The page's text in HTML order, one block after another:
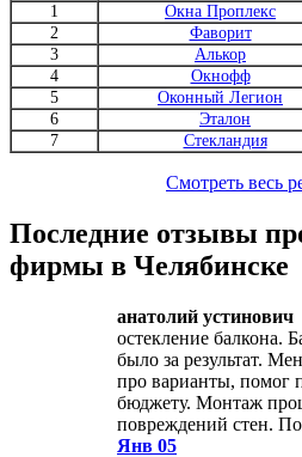
1 Окна Проплекс
2
Фаворит
3
Алькор
4
Окнофф
5
Оконный Легион
6
Эталон
7
Стекландия
Смотреть весь
Последние отзывы
фирмы в Челябинске
анатолий устинович
остекление балкона.
было за результат.
про варианты, помог
бюджету. Монтаж
повреждений стен.
Янв 05